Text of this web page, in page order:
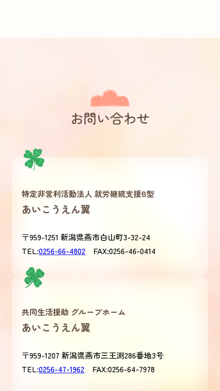
お問い合わせ
特定非営利活動法人 就労継続支援B型
あいこうえん翼
〒959-1251 新潟県燕市白山町3-32-24
TEL:0256-66-4802 FAX:0256-46-0414
共同生活援助 グループホーム
あいこうえん翼
〒959-1207 新潟県燕市三王渕286番地3号
TEL:0256-47-1962 FAX:0256-64-7978